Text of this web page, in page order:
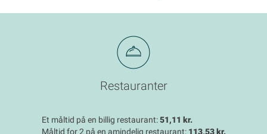
Restauranter
Et måltid på en billig restaurant:51,11 kr.
Måltid for 2 på en amindelig restaurant: 113,53 kr.